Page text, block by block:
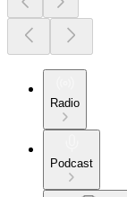
Radio
Podcast